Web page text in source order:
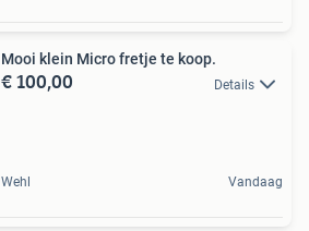
Mooi klein Micro fretje te koop.
€ 100,00 Details
Wehl Vandaag